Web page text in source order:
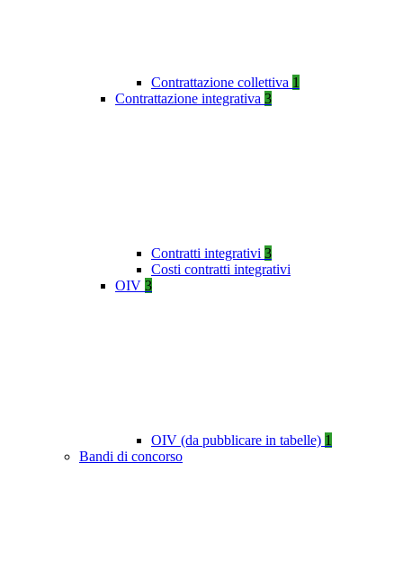
Contrattazione collettiva 1
Contrattazione integrativa 3
Contratti integrativi 3
Costi contratti integrativi
OIV 3
OIV (da pubblicare in tabelle) 1
Bandi di concorso